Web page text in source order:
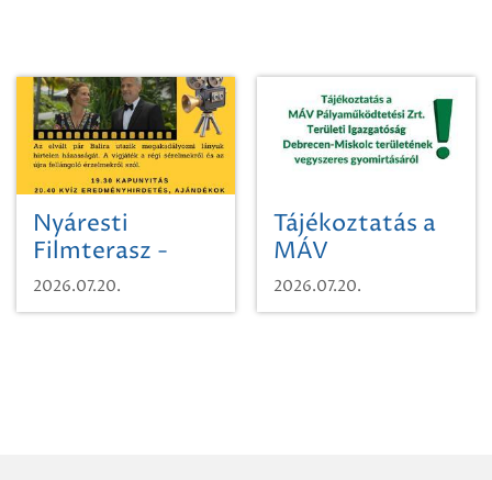
Nyáresti
Filmterasz -
Beugró a
Paradicsomba
2026.07.20.
Tájékoztatás a
MÁV
Pályaműködtetési
Zrt. Területi
2026.07.20.